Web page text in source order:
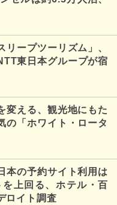
リープツーリズム」、
東日本グループが宿
変える、観光地にもた
の「ホワイト・ロータ
本の予約サイト利用は
上回る、ホテル・百
イト調査